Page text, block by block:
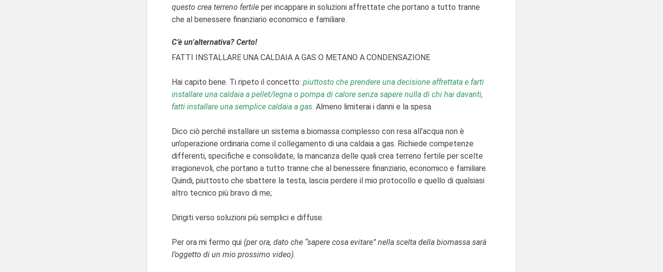
questo crea terreno fertile per incappare in soluzioni affrettate che portano a tutto tranne
che al benessere finanziario economico e familiare.
C’è un’alternativa? Certo!
FATTI INSTALLARE UNA CALDAIA A GAS O METANO A CONDENSAZIONE
Hai capito bene. Ti ripeto il concetto: piuttosto che prendere una decisione affrettata e farti
installare una caldaia a pellet/legna o pompa di calore senza sapere nulla di chi hai davanti,
fatti installare una semplice caldaia a gas. Almeno limiterai i danni e la spesa.
Dico ciò perché installare un sistema a biomassa complesso con resa all’acqua non è
un’operazione ordinaria come il collegamento di una caldaia a gas. Richiede competenze
differenti, specifiche e consolidate, la mancanza delle quali crea terreno fertile per scelte
irragionevoli, che portano a tutto tranne che al benessere finanziario, economico e familiare.
Quindi, piuttosto che sbattere la testa, lascia perdere il mio protocollo e quello di qualsiasi
altro tecnico più bravo di me;
Dirigiti verso soluzioni più semplici e diffuse.
Per ora mi fermo qui (per ora, dato che “sapere cosa evitare” nella scelta della biomassa sarà
l’oggetto di un mio prossimo video).